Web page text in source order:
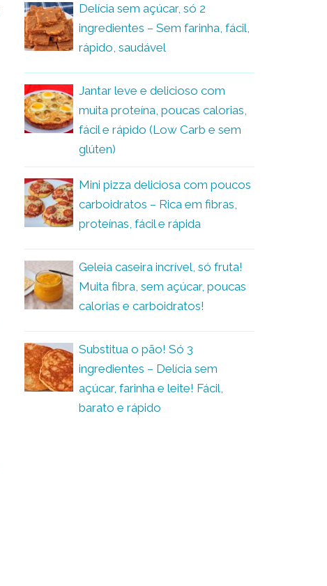
Delícia sem açúcar, só 2
ingredientes – Sem farinha, fácil,
rápido, saudável
Jantar leve e delicioso com
muita proteína, poucas calorias,
fácil e rápido (Low Carb e sem
glúten)
Mini pizza deliciosa com poucos
carboidratos – Rica em fibras,
proteínas, fácil e rápida
Geleia caseira incrível, só fruta!
Muita fibra, sem açúcar, poucas
calorias e carboidratos!
Substitua o pão! Só 3
ingredientes – Delícia sem
açúcar, farinha e leite! Fácil,
barato e rápido